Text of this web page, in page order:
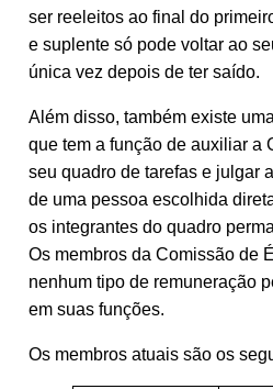
ser reeleitos ao final do
e suplente só pode voltar ao
única vez depois de ter saído.
Além disso, também existe
que tem a função de auxiliar a
seu quadro de tarefas e julgar
de uma pessoa escolhida
os integrantes do quadro
Os membros da Comissão de
nenhum tipo de remuneração
em suas funções.
Os membros atuais são os